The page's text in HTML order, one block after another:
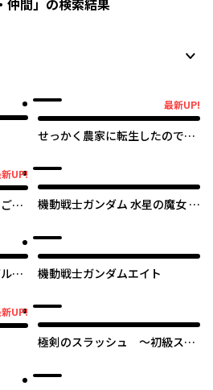
仲間」の検索結果
最新UP!
せっかく農家に転生したので勇
UP!
主
機動戦士ガンダム 水星の魔女 青
か
機動戦士ガンダムエイト
UP!
極剣のスラッシュ ～初級スキ
都市最強になってたんだが～